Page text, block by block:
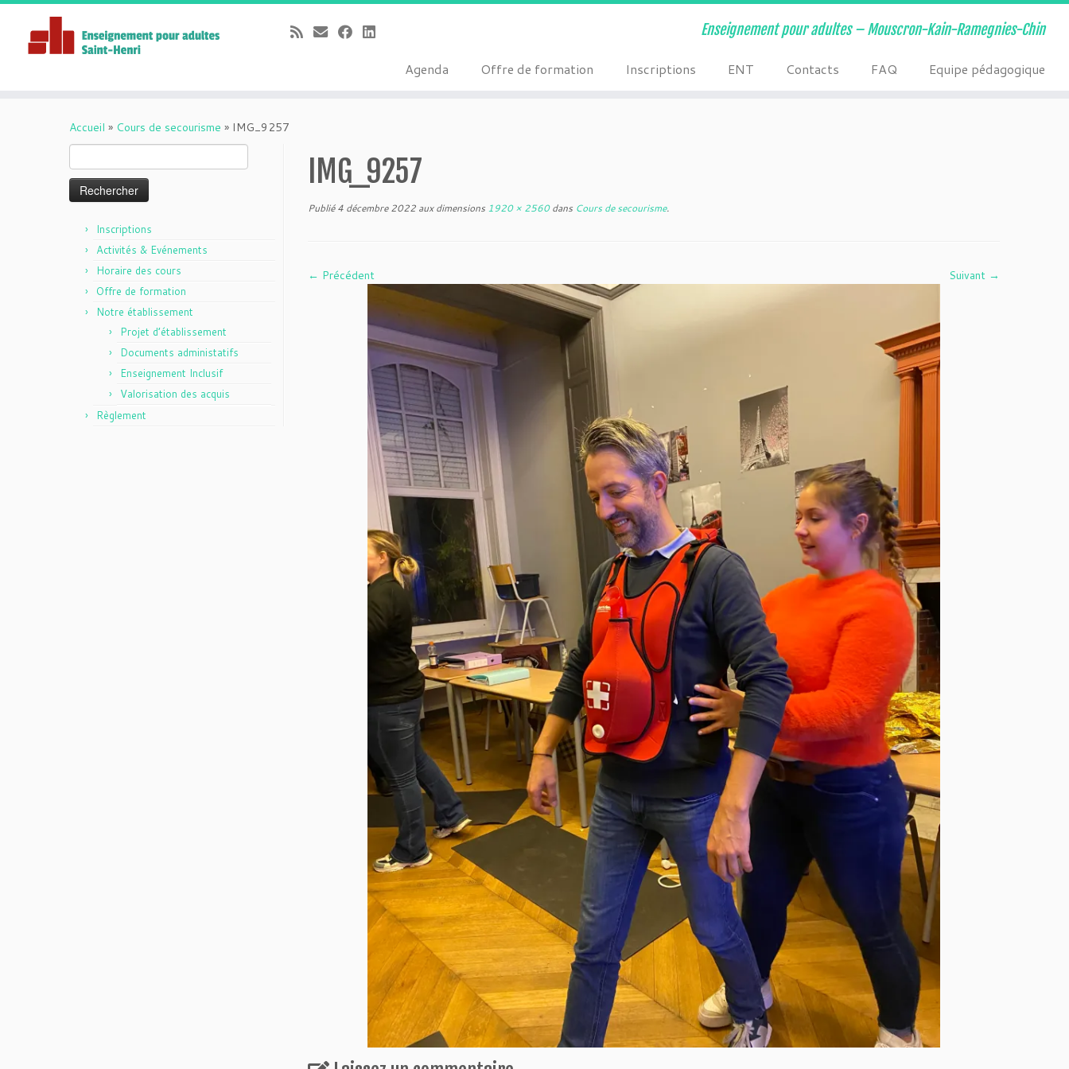
Enseignement pour adultes – Mouscron-Kain-Ramegnies-Chin
Agenda Offre de formation Inscriptions ENT Contacts FAQ Equipe pédagogique
Accueil » Cours de secourisme » IMG_9257
Inscriptions
Activités & Evénements
Horaire des cours
Offre de formation
Notre établissement
Projet d’établissement
Documents administatifs
Enseignement Inclusif
Valorisation des acquis
Règlement
IMG_9257
Publié 4 décembre 2022 aux dimensions 1920 × 2560dans Cours de secourisme.
← Précédent Suivant →